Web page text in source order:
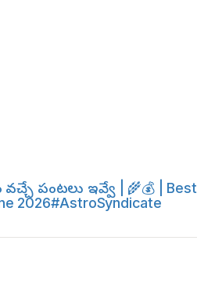
పంటలు ఇవ్వే | 🌾💰 | Best
2026#AstroSyndicate